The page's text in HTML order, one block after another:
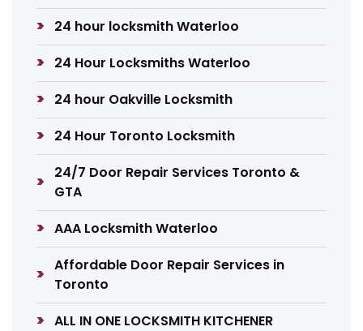
24 hour locksmith Waterloo
24 Hour Locksmiths Waterloo
24 hour Oakville Locksmith
24 Hour Toronto Locksmith
24/7 Door Repair Services Toronto &
GTA
AAA Locksmith Waterloo
Affordable Door Repair Services in
Toronto
ALL IN ONE LOCKSMITH KITCHENER